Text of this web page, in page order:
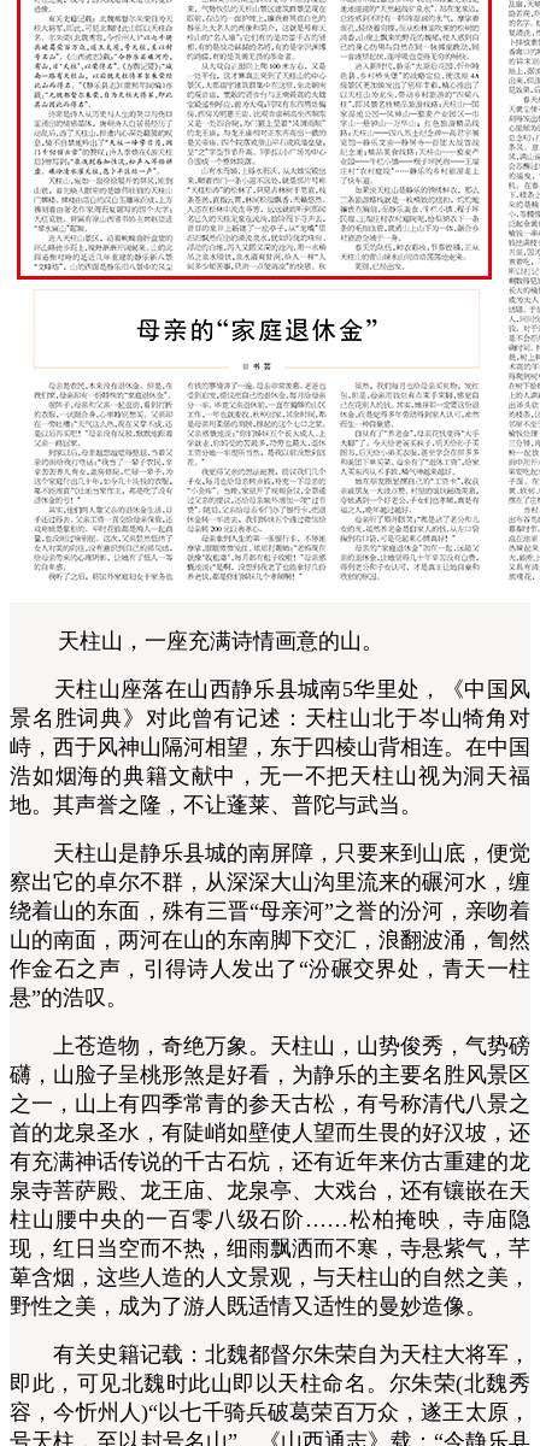
天柱山，一座充满诗情画意的山。
天柱山座落在山西静乐县城南5华里处，《中国风
景名胜词典》对此曾有记述：天柱山北于岑山犄角对
峙，西于风神山隔河相望，东于四棱山背相连。在中国
浩如烟海的典籍文献中，无一不把天柱山视为洞天福
地。其声誉之隆，不让蓬莱、普陀与武当。
天柱山是静乐县城的南屏障，只要来到山底，便觉
察出它的卓尔不群，从深深大山沟里流来的碾河水，缠
绕着山的东面，殊有三晋“母亲河”之誉的汾河，亲吻着
山的南面，两河在山的东南脚下交汇，浪翻波涌，訇然
作金石之声，引得诗人发出了“汾碾交界处，青天一柱
悬”的浩叹。
上苍造物，奇绝万象。天柱山，山势俊秀，气势磅
礴，山脸子呈桃形煞是好看，为静乐的主要名胜风景区
之一，山上有四季常青的参天古松，有号称清代八景之
首的龙泉圣水，有陡峭如壁使人望而生畏的好汉坡，还
有充满神话传说的千古石炕，还有近年来仿古重建的龙
泉寺菩萨殿、龙王庙、龙泉亭、大戏台，还有镶嵌在天
柱山腰中央的一百零八级石阶……松柏掩映，寺庙隐
现，红日当空而不热，细雨飘洒而不寒，寺悬紫气，芊
萆含烟，这些人造的人文景观，与天柱山的自然之美，
野性之美，成为了游人既适情又适性的曼妙造像。
有关史籍记载：北魏都督尔朱荣自为天柱大将军，
即此，可见北魏时此山即以天柱命名。尔朱荣(北魏秀
容，今忻州人)“以七千骑兵破葛荣百万众，遂王太原，
号天柱，至以封号名山”。《山西通志》载：“今静乐县